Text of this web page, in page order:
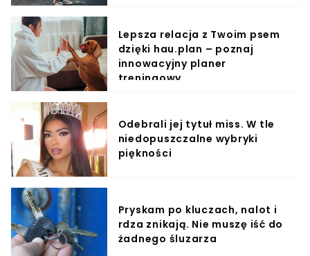
Lepsza relacja z Twoim psem
dzięki hau.plan – poznaj
innowacyjny planer
treningowy
Odebrali jej tytuł miss. W tle
niedopuszczalne wybryki
piękności
Pryskam po kluczach, nalot i
rdza znikają. Nie muszę iść do
żadnego śluzarza